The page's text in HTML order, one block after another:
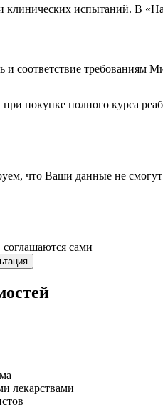
клинических испытаний. В
соответствие требованиям
при покупке полного курса
что Ваши данные не
сами
лекарствами